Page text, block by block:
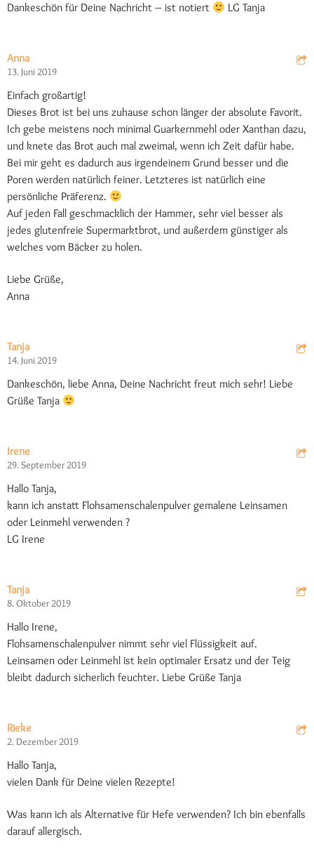
Dankeschön für Deine Nachricht – ist notiert
LG Tanja
Anna
13. Juni 2019
Einfach großartig!
Dieses Brot ist bei uns zuhause schon länger der absolute Favorit.
Ich gebe meistens noch minimal Guarkernmehl oder Xanthan dazu,
und knete das Brot auch mal zweimal, wenn ich Zeit dafür habe.
Bei mir geht es dadurch aus irgendeinem Grund besser und die
Poren werden natürlich feiner. Letzteres ist natürlich eine
persönliche Präferenz.
Auf jeden Fall geschmacklich der Hammer, sehr viel besser als
jedes glutenfreie Supermarktbrot, und außerdem günstiger als
welches vom Bäcker zu holen.
Liebe Grüße,
Anna
Tanja
14. Juni 2019
Dankeschön, liebe Anna, Deine Nachricht freut mich sehr! Liebe
Grüße Tanja
Irene
29. September 2019
Hallo Tanja,
kann ich anstatt Flohsamenschalenpulver gemalene Leinsamen
oder Leinmehl verwenden ?
LG Irene
Tanja
8. Oktober 2019
Hallo Irene,
Flohsamenschalenpulver nimmt sehr viel Flüssigkeit auf.
Leinsamen oder Leinmehl ist kein optimaler Ersatz und der Teig
bleibt dadurch sicherlich feuchter. Liebe Grüße Tanja
Rieke
2. Dezember 2019
Hallo Tanja,
vielen Dank für Deine vielen Rezepte!
Was kann ich als Alternative für Hefe verwenden? Ich bin ebenfalls
darauf allergisch.